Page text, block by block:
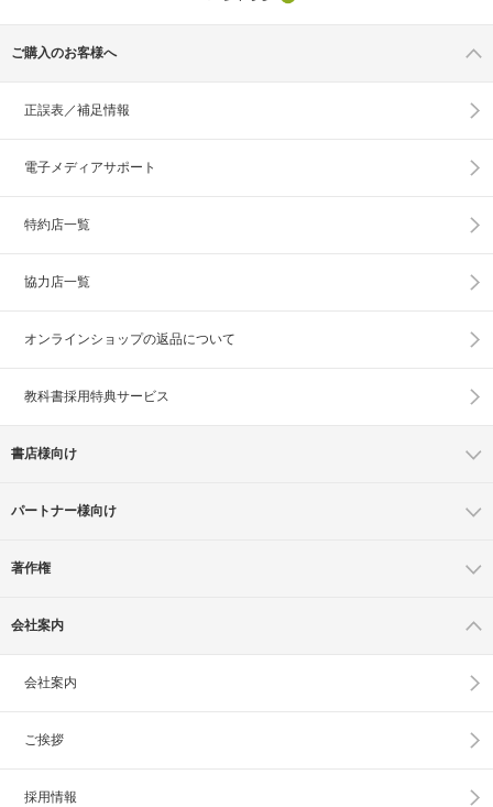
ご購入のお客様へ
正誤表／補足情報
電子メディアサポート
特約店一覧
協力店一覧
オンラインショップの返品について
教科書採用特典サービス
書店様向け
パートナー様向け
著作権
会社案内
会社案内
ご挨拶
採用情報